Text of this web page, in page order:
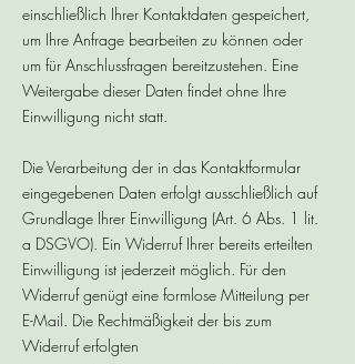
einschließlich Ihrer Kontaktdaten gespeichert,
um Ihre Anfrage bearbeiten zu können oder
um für Anschlussfragen bereitzustehen. Eine
Weitergabe dieser Daten findet ohne Ihre
Einwilligung nicht statt.
Die Verarbeitung der in das Kontaktformular
eingegebenen Daten erfolgt ausschließlich auf
Grundlage Ihrer Einwilligung (Art. 6 Abs. 1 lit.
a DSGVO). Ein Widerruf Ihrer bereits erteilten
Einwilligung ist jederzeit möglich. Für den
Widerruf genügt eine formlose Mitteilung per
E-Mail. Die Rechtmäßigkeit der bis zum
Widerruf erfolgten